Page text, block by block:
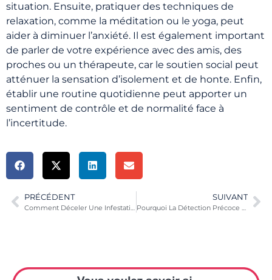
situation. Ensuite, pratiquer des techniques de
relaxation, comme la méditation ou le yoga, peut
aider à diminuer l’anxiété. Il est également important
de parler de votre expérience avec des amis, des
proches ou un thérapeute, car le soutien social peut
atténuer la sensation d’isolement et de honte. Enfin,
établir une routine quotidienne peut apporter un
sentiment de contrôle et de normalité face à
l’incertitude.
PRÉCÉDENT SUIVANT